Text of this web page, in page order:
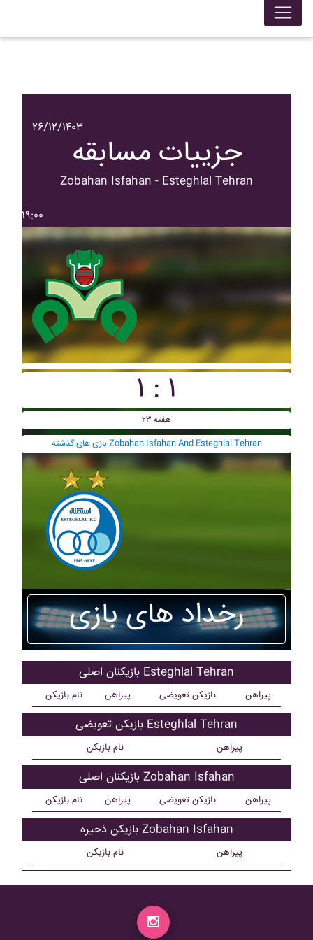
۲۶/۱۲/۱۴۰۳
جزییات مسابقه
Zobahan Isfahan - Esteghlal Tehran
۱۹:۰۰
۱ : ۱
هفته ۲۳
بازی های گذشته Zobahan Isfahan And Esteghlal Tehran
رخداد های بازی
بازیکنان اصلی Esteghlal Tehran
نام بازیکن پیراهن بازیکن تعویضی پیراهن
بازیکن تعویضی Esteghlal Tehran
نام بازیکن پیراهن
بازیکنان اصلی Zobahan Isfahan
نام بازیکن پیراهن بازیکن تعویضی پیراهن
بازیکن ذحیره Zobahan Isfahan
نام بازیکن پیراهن